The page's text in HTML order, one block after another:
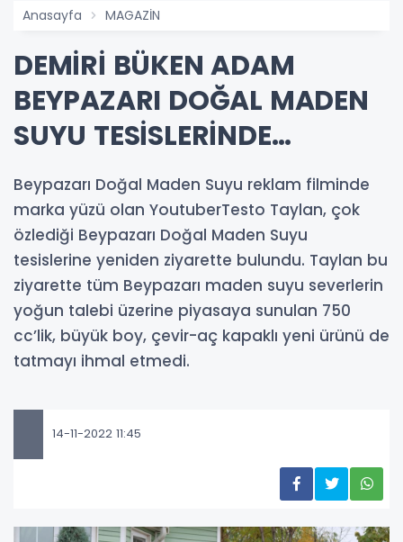
Anasayfa MAGAZİN
DEMİRİ BÜKEN ADAM
BEYPAZARI DOĞAL MADEN
SUYU TESİSLERİNDE…
Beypazarı Doğal Maden Suyu reklam filminde
marka yüzü olan YoutuberTesto Taylan, çok
özlediği Beypazarı Doğal Maden Suyu
tesislerine yeniden ziyarette bulundu. Taylan bu
ziyarette tüm Beypazarı maden suyu severlerin
yoğun talebi üzerine piyasaya sunulan 750
cc’lik, büyük boy, çevir-aç kapaklı yeni ürünü de
tatmayı ihmal etmedi.
14-11-2022 11:45